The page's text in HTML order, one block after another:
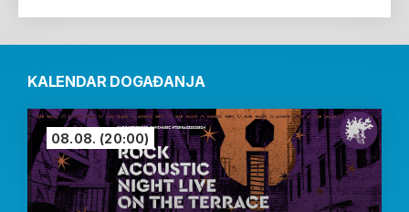
KALENDAR DOGAĐANJA
08.08. (20:00)